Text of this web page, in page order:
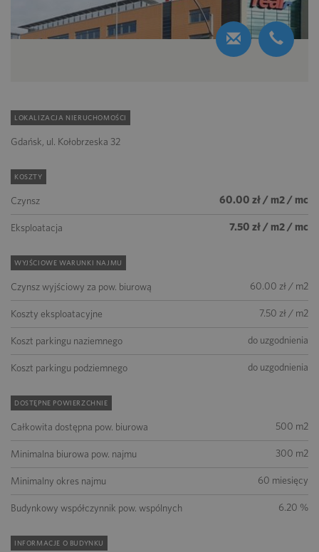
LOKALIZACJA NIERUCHOMOŚCI
Gdańsk, ul. Kołobrzeska 32
KOSZTY
Czynsz 60.00 zł / m2 / mc
Eksploatacja 7.50 zł / m2 / mc
WYJŚCIOWE WARUNKI NAJMU
Czynsz wyjściowy za pow. biurową 60.00 zł / m2
Koszty eksploatacyjne 7.50 zł / m2
Koszt parkingu naziemnego do uzgodnienia
Koszt parkingu podziemnego do uzgodnienia
DOSTĘPNE POWIERZCHNIE
Całkowita dostępna pow. biurowa 500 m2
Minimalna biurowa pow. najmu 300 m2
Minimalny okres najmu 60 miesięcy
Budynkowy współczynnik pow. wspólnych 6.20 %
INFORMACJE O BUDYNKU